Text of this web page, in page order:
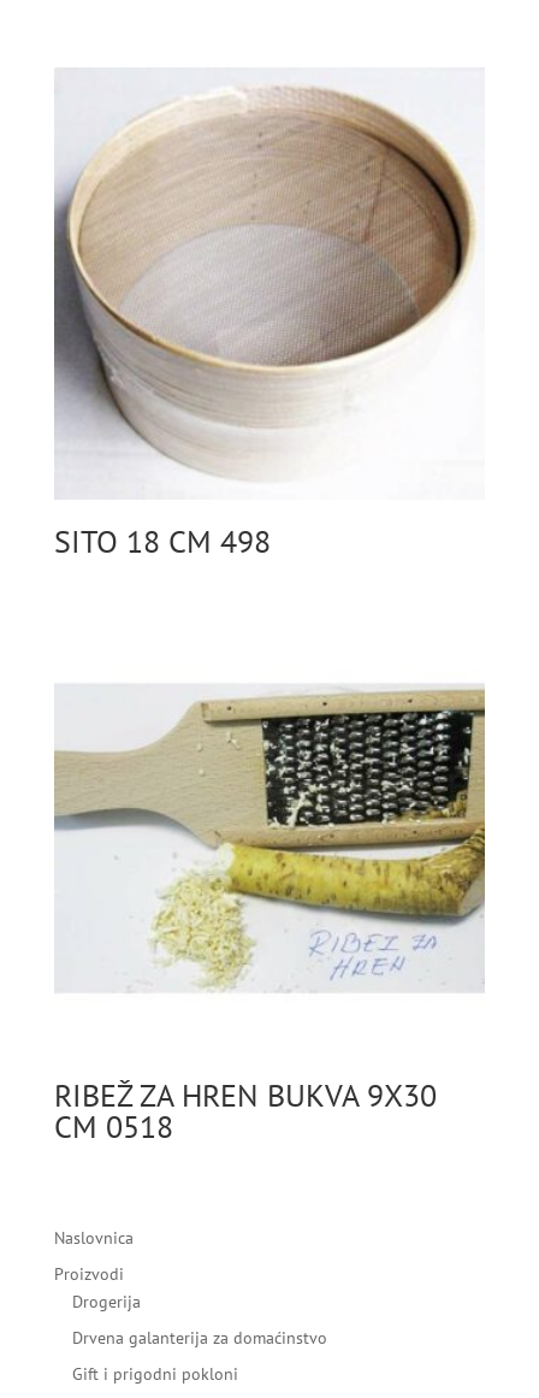
SITO 18 CM 498
RIBEŽ ZA HREN BUKVA 9X30
CM 0518
Naslovnica
Proizvodi
Drogerija
Drvena galanterija za domaćinstvo
Gift i prigodni pokloni